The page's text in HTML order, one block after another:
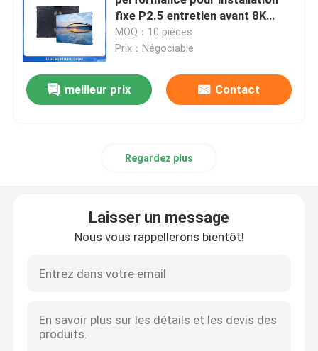
Mur vidéo LED transparent
Mur visuel extérieur de LED
Affichage LED à pas fin
fixe P2.5 entretien avant 8K
rafraîchissement pour le mur
vidéo
MOQ：10 pièces
Prix：Négociable
meilleur prix Contact
Regardez plus
Laisser un message
Nous vous rappellerons bientôt!